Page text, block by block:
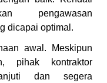
pengawasan
dicapai optimal.
awal. Meskipun
pihak kontraktor
dan segera